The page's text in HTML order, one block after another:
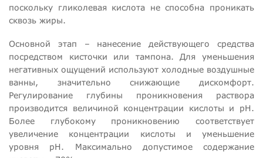
поскольку гликолевая кислота не способна проникать
сквозь жиры.
Основной этап – нанесение действующего средства
посредством кисточки или тампона. Для уменьшения
негативных ощущений используют холодные воздушные
ванны, значительно снижающие дискомфорт.
Регулирование глубины проникновения раствора
производится величиной концентрации кислоты и рН.
Более глубокому проникновению соответствует
увеличение концентрации кислоты и уменьшение
уровня рН. Максимально допустимое содержание